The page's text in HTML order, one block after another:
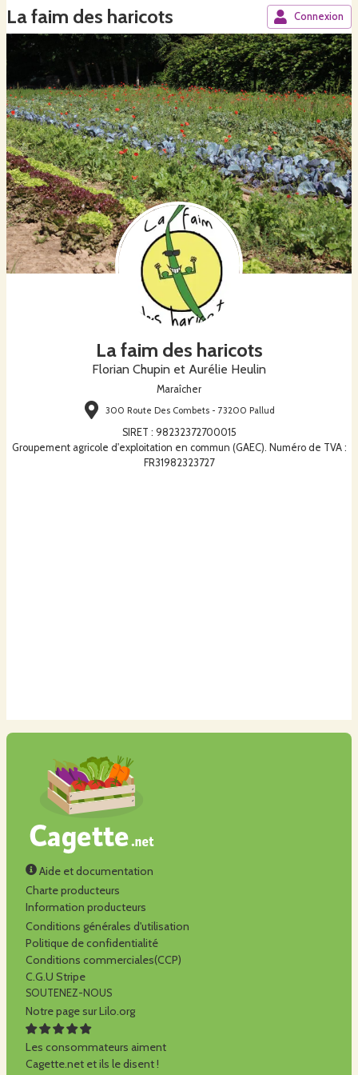
La faim des haricots Connexion
La faim des haricots
Florian Chupin et Aurélie Heulin
Maraîcher
300 Route Des Combets - 73200 Pallud
SIRET : 98232372700015
Groupement agricole d'exploitation en commun (GAEC). Numéro de TVA :
FR31982323727
Aide et documentation
Charte producteurs
Information producteurs
Conditions générales d'utilisation
Politique de confidentialité
Conditions commerciales(CCP)
C.G.U Stripe
SOUTENEZ-NOUS
Notre page sur Lilo.org
Les consommateurs aiment
Cagette.net et ils le disent !